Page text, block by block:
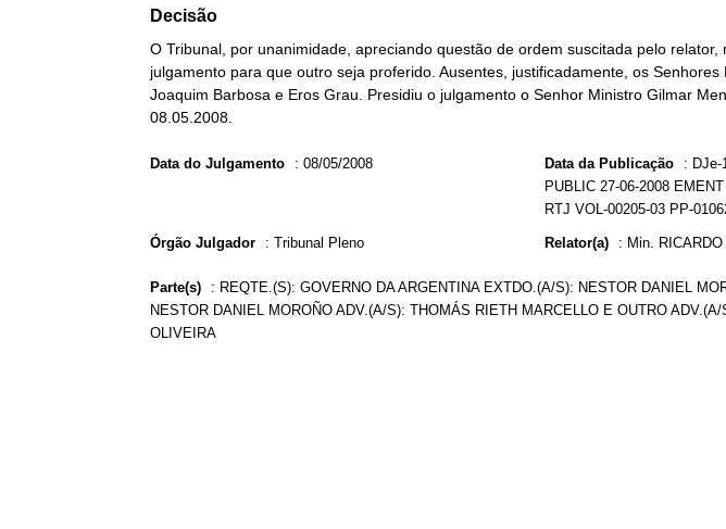
Decisão
O Tribunal, por unanimidade, apreciando questão de ordem suscitada pelo relator,
julgamento para que outro seja proferido. Ausentes, justificadamente, os Senhores
Joaquim Barbosa e Eros Grau. Presidiu o julgamento o Senhor Ministro Gilmar
08.05.2008.
Data do Julgamento : 08/05/2008 Data da Publicação :
PUBLIC 27-06-2008
RTJ VOL-00205-03 PP-
Órgão Julgador : Tribunal Pleno Relator(a) : Min.
Parte(s) : REQTE.(S): GOVERNO DA ARGENTINA EXTDO.(A/S): NESTOR DANIEL
NESTOR DANIEL MOROÑO ADV.(A/S): THOMÁS RIETH MARCELLO E OUTRO
OLIVEIRA